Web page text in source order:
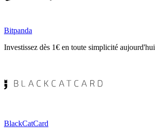
Bitpanda
Investissez dès 1€ en toute simplicité aujourd'hui
BlackCatCard